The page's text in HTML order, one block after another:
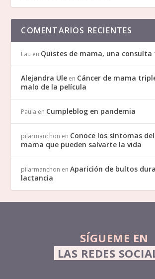
COMENTARIOS RECIENTES
Lau en Quistes de mama, una
Alejandra Ule en Cáncer de mama
malo de la película
Paula en Cumpleblog en pandemia
pilarmanchon en Conoce los síntomas
mama que pueden salvarte la vida
pilarmanchon enAparición de bultos
lactancia
SÍGUEME EN
LAS REDES